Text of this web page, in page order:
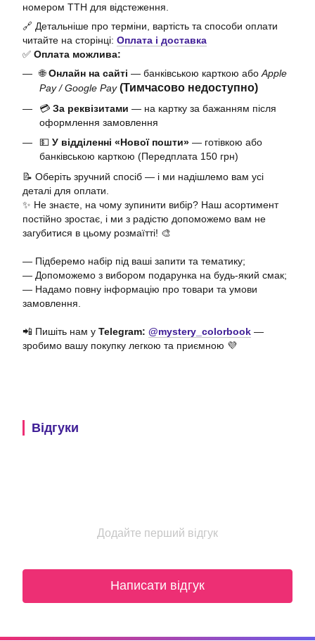
номером ТТН для відстеження.
🔗 Детальніше про терміни, вартість та способи оплати
читайте на сторінці: Оплата і доставка
✅ Оплата можлива:
🌐Онлайн на сайті — банківською карткою або Apple
Pay / Google Pay (Тимчасово недоступно)
💳 За реквізитами — на картку за бажанням після
оформлення замовлення
💵 У відділенні «Нової пошти» — готівкою або
банківською карткою (Передплата 150 грн)
📝 Оберіть зручний спосіб — і ми надішлемо вам усі
деталі для оплати.
✨ Не знаєте, на чому зупинити вибір? Наш асортимент
постійно зростає, і ми з радістю допоможемо вам не
загубитися в цьому розмаїтті! 🎨
— Підберемо набір під ваші запити та тематику;
— Допоможемо з вибором подарунка на будь-який смак;
— Надамо повну інформацію про товари та умови
замовлення.
📲 Пишіть нам у Telegram: @mystery_colorbook —
зробимо вашу покупку легкою та приємною 💜
Відгуки
Додайте перший відгук
Написати відгук